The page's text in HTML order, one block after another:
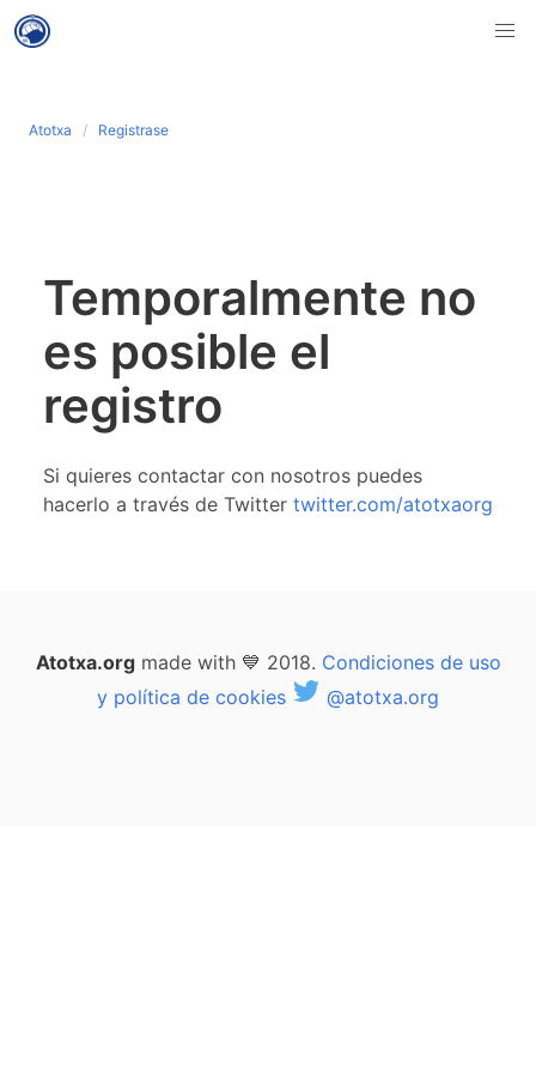
Atotxa Registrase
Temporalmente no
es posible el
registro
Si quieres contactar con nosotros puedes
hacerlo a través de Twitter twitter.com/atotxaorg
Atotxa.orgmade with 💙 2018. Condiciones de uso
y política de cookies
@atotxa.org